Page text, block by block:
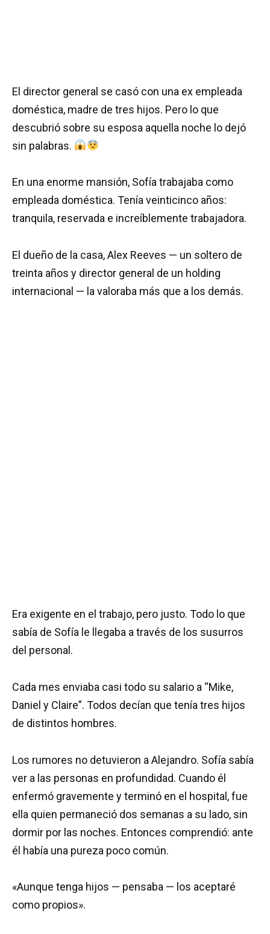
El director general se casó con una ex empleada
doméstica, madre de tres hijos. Pero lo que
descubrió sobre su esposa aquella noche lo dejó
sin palabras.
En una enorme mansión, Sofía trabajaba como
empleada doméstica. Tenía veinticinco años:
tranquila, reservada e increíblemente trabajadora.
El dueño de la casa, Alex Reeves — un soltero de
treinta años y director general de un holding
internacional — la valoraba más que a los demás.
Era exigente en el trabajo, pero justo. Todo lo que
sabía de Sofía le llegaba a través de los susurros
del personal.
Cada mes enviaba casi todo su salario a “Mike,
Daniel y Claire”. Todos decían que tenía tres hijos
de distintos hombres.
Los rumores no detuvieron a Alejandro. Sofía sabía
ver a las personas en profundidad. Cuando él
enfermó gravemente y terminó en el hospital, fue
ella quien permaneció dos semanas a su lado, sin
dormir por las noches. Entonces comprendió: ante
él había una pureza poco común.
«Aunque tenga hijos — pensaba — los aceptaré
como propios».